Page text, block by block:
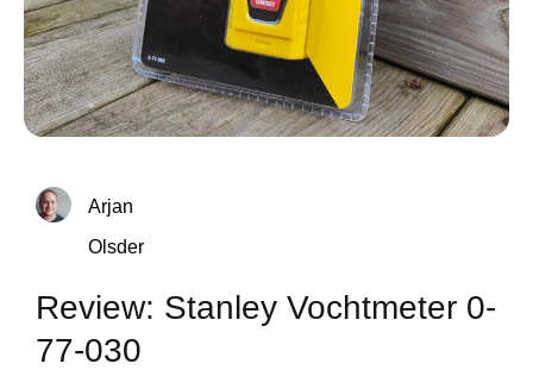
Arjan
Olsder
Review: Stanley Vochtmeter 0-
77-030